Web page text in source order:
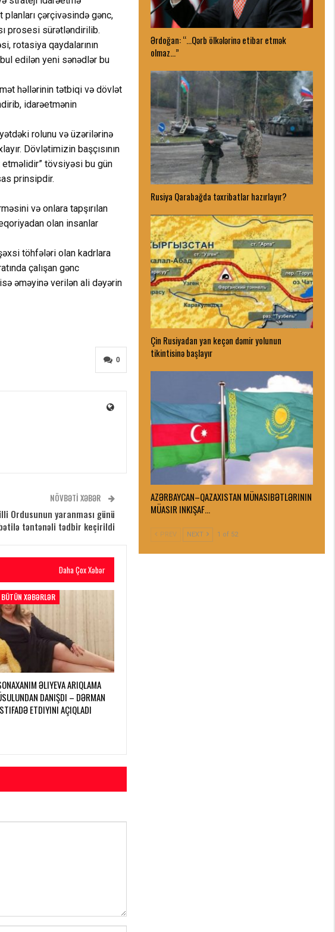
çərçivəsində gənc,
prosesi sürətləndirilib.
rotasiya qaydalarının
edilən yeni sənədlər bu
həllərinin tətbiqi və dövlət
idarəetmənin
rolunu və üzərilərinə
Dövlətimizin başçısının
etməlidir” tövsiyəsi bu gün
prinsipdir.
və onlara tapşırılan
olan insanlar
töhfələri olan kadrlara
çalışan gənc
əməyinə verilən ali dəyərin
0
NÖVBƏTI XƏBƏR
Ordusunun yaranması günü
təntənəli tədbir keçirildi
Daha Çox Xəbər
BÜTÜN XƏBƏRLƏR
ƏLIYEVA ARIQLAMA
DANIŞDI – DƏRMAN
ETDIYINI AÇIQLADI
Ərdoğan: “…Qərb ölkələrinə etibar etmək
olmaz…”
Rusiya Qarabağda təxribatlar hazırlayır?
Çin Rusiyadan yan keçən dəmir yolunun
tikintisinə başlayır
AZƏRBAYCAN–QAZAXISTAN MÜNASIBƏTLƏRININ
MÜASIR INKIŞAF…
PREV NEXT 1 of 52